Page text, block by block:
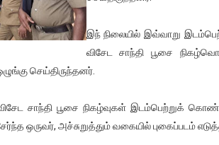
இளைஞன் உயிரிழப்பு - கொதித்தெழுந்த
கொள்ளக் கூடிய இடங்கள்...
வன்கொடுமை செய்த முதியவருக்கு
தற்கொலை!
இந் நிலையில் இவ்வாறு
விசேட சாந்தி பூசை
செய்திருந்தனர்.
சாந்தி பூசை நிகழ்வுகள் இடம்பெற்றுக்
ஒருவர், அச்சுறுத்தும் வகையில் புகைப்படம்